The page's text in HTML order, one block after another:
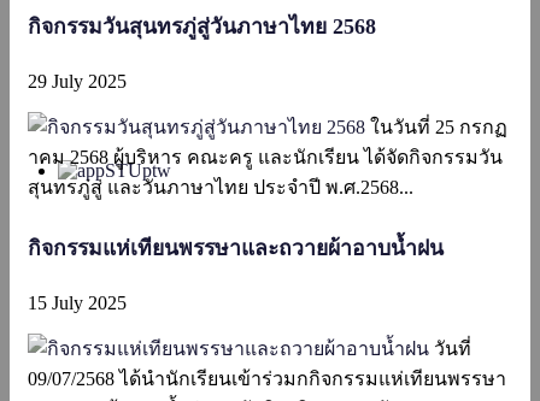
กิจกรรมวันสุนทรภู่สู่วันภาษาไทย 2568
29 July 2025
ในวันที่ 25 กรกฏ
าคม 2568 ผู้บริหาร คณะครู และนักเรียน ได้จัดกิจกรรมวัน
สุนทรภู่สู่ และวันภาษาไทย ประจำปี พ.ศ.2568...
กิจกรรมแห่เทียนพรรษาและถวายผ้าอาบน้ำฝน
15 July 2025
วันที่
09/07/2568 ได้นำนักเรียนเข้าร่วมกกิจกรรมแห่เทียนพรรษา